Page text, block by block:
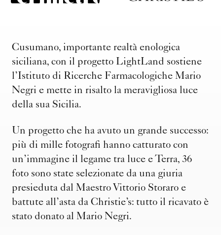
Cusumano, importante realtà enologica
siciliana, con il progetto LightLand sostiene
l’Istituto di Ricerche Farmacologiche Mario
Negri e mette in risalto la meravigliosa luce
della sua Sicilia.
Un progetto che ha avuto un grande successo:
più di mille fotografi hanno catturato con
un’immagine il legame tra luce e Terra, 36
foto sono state selezionate da una giuria
presieduta dal Maestro Vittorio Storaro e
battute all’asta da Christie’s: tutto il ricavato è
stato donato al Mario Negri.